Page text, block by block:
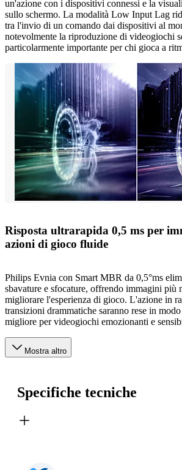
un'azione con i dispositivi connessi e la
sullo schermo. La modalità Low Input Lag
tra l'invio di un comando dai dispositivi al
notevolmente la riproduzione di videogiochi
particolarmente importante per chi gioca a
Risposta ultrarapida 0,5 ms per
azioni di gioco fluide
Philips Evnia con Smart MBR da 0,5°ms
sbavature e sfocature, offrendo immagini più
migliorare l'esperienza di gioco. L'azione in
transizioni drammatiche saranno rese in
migliore per videogiochi emozionanti e
Mostra altro
Specifiche tecniche